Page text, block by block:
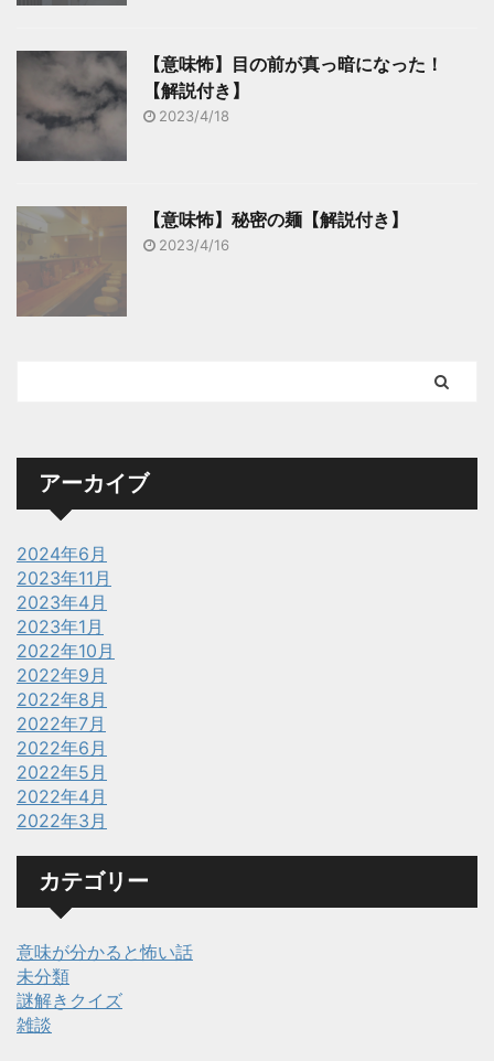
【意味怖】目の前が真っ暗になった！
【解説付き】
2023/4/18
【意味怖】秘密の麺【解説付き】
2023/4/16
アーカイブ
2024年6月
2023年11月
2023年4月
2023年1月
2022年10月
2022年9月
2022年8月
2022年7月
2022年6月
2022年5月
2022年4月
2022年3月
カテゴリー
意味が分かると怖い話
未分類
謎解きクイズ
雑談